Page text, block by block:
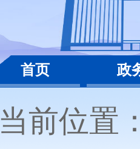
首页 政
当前位置